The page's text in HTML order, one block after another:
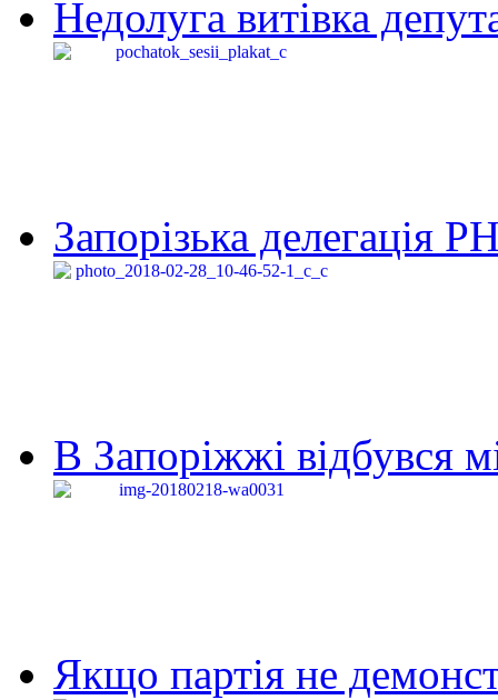
Недолуга витівка
Запорізька делегація
В Запоріжжі відбувся
Якщо партія не